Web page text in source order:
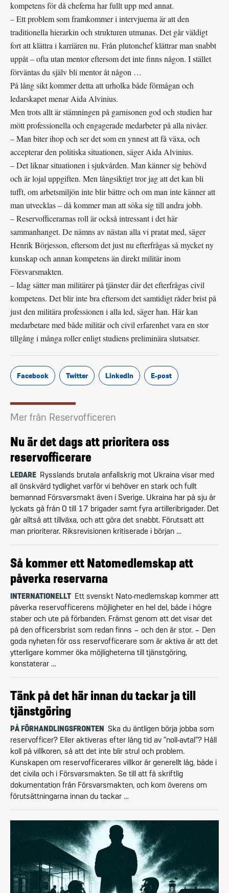
kompetens för då cheferna har fullt upp med annat.
– Ett problem som framkommer i intervjuerna är att den
traditionella hierarkin och strukturen utmanas. Det går väldigt
fort att klättra i karriären nu. Från plutonchef klättrar man snabbt
uppåt – ofta utan mentor eftersom det inte finns någon. I stället
förväntas du själv bli mentor åt någon …
På lång sikt kommer detta att urholka både förmågan och
ledarskapet menar Aida Alvinius.
Men trots allt är stämningen på garnisonen god och studien har
mött professionella och engagerade medarbeter på alla nivåer.
– Man biter ihop och ser det som en ynnest att få växa, och
accepterar den politiska situationen, säger Aida Alvinius.
– Det liknar situationen i sjukvården. Man känner sig behövd
och är lojal uppgiften. Men långsiktigt tror jag att det kan bli
tufft, om arbetsmiljön inte blir bättre och om man inte känner att
man utvecklas – då kommer man att söka sig till andra jobb.
– Reservofficerarnas roll är också intressant i det här
sammanhanget. De nämns av nästan alla vi pratat med, säger
Henrik Börjesson, eftersom det just nu efterfrågas så mycket ny
kunskap och annan kompetens än direkt militär inom
Försvarsmakten.
– Idag sätter man militärer på tjänster där det efterfrågas civil
kompetens. Det blir inte bra eftersom det samtidigt råder brist på
just den militära professionen i alla led, säger han. Här kan
medarbetare med både militär och civil erfarenhet vara en stor
tillgång i många roller enligt studiens preliminära slutsatser.
Facebook Twitter LinkedIn E-post
Mer från Reservofficeren
Nu är det dags att prioritera oss
reservofficerare
LEDARE Rysslands brutala anfallskrig mot Ukraina visar med
all önskvärd tydlighet varför vi behöver en stark och fullt
bemannad Försvarsmakt även i Sverige. Ukraina har på sju år
lyckats gå från 0 till 17 brigader samt fyra artilleribrigader. Det
går alltså att tillväxa, och att göra det snabbt. Förutsatt att
man prioriterar. Riksrevisionen kritiserade i början …
Så kommer ett Natomedlemskap att
påverka reservarna
INTERNATIONELLT Ett svenskt Nato-medlemskap kommer att
påverka reservofficerens möjligheter en hel del, både i högre
staber och ute på förbanden. Främst genom att det visar det
på den officersbrist som redan finns – och den är stor. – Den
goda nyheten för oss reservofficerare som är aktiva är att det
ytterligare kommer öka möjligheterna till tjänstgöring,
konstaterar …
Tänk på det här innan du tackar ja till
tjänstgöring
PÅ FÖRHANDLINGSFRONTEN Ska du äntligen börja jobba som
reservofficer? Eller aktiveras efter lång tid av ”noll-avtal”? Håll
koll på villkoren, så att det inte blir strul och problem.
Kunskapen om reservofficerares villkor är generellt låg, både i
det civila och i Försvarsmakten. Se till att få skriftlig
dokumentation från Försvarsmakten, och kom överens om
förutsättningarna innan du tackar …